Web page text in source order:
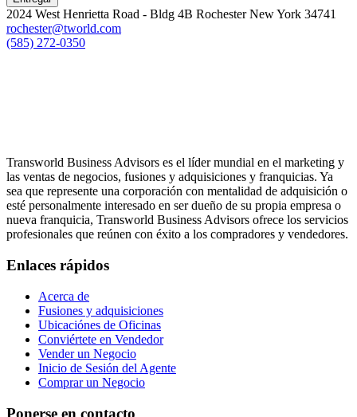
2024 West Henrietta Road - Bldg 4B Rochester New York 34741
rochester@tworld.com
(585) 272-0350
Transworld Business Advisors es el líder mundial en el marketing y
las ventas de negocios, fusiones y adquisiciones y franquicias. Ya
sea que represente una corporación con mentalidad de adquisición o
esté personalmente interesado en ser dueño de su propia empresa o
nueva franquicia, Transworld Business Advisors ofrece los servicios
profesionales que reúnen con éxito a los compradores y vendedores.
Enlaces rápidos
Acerca de
Fusiones y adquisiciones
Ubicaciónes de Oficinas
Conviértete en Vendedor
Vender un Negocio
Inicio de Sesión del Agente
Comprar un Negocio
Ponerse en contacto